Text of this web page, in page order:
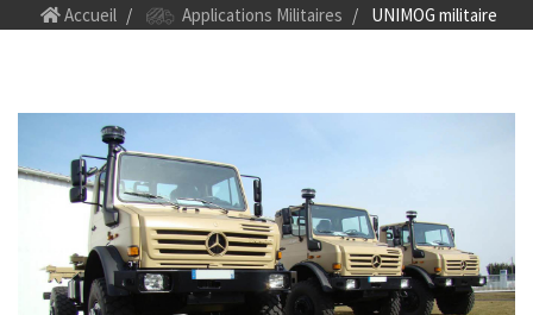
Accueil Applications Militaires UNIMOG militaire